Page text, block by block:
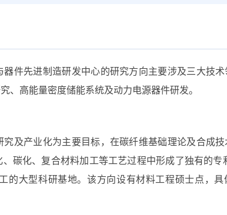
件先进制造研发中心的研究方向主要涉及三大技
、高能量密度储能系统及动力电源器件研发。
及产业化为主要目标，在碳纤维基础理论及合成
碳化、复合材料加工等工艺过程中形成了独有的专
的大型科研基地。该方向设有材料工程硕士点，具